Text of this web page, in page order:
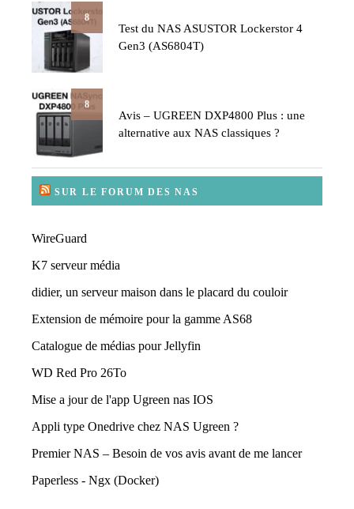
8
Test du NAS ASUSTOR Lockerstor 4
Gen3 (AS6804T)
8
Avis – UGREEN DXP4800 Plus : une
alternative aux NAS classiques ?
SUR LE FORUM DES NAS
WireGuard
K7 serveur média
didier, un serveur maison dans le placard du couloir
Extension de mémoire pour la gamme AS68
Catalogue de médias pour Jellyfin
WD Red Pro 26To
Mise a jour de l'app Ugreen nas IOS
Appli type Onedrive chez NAS Ugreen ?
Premier NAS – Besoin de vos avis avant de me lancer
Paperless - Ngx (Docker)